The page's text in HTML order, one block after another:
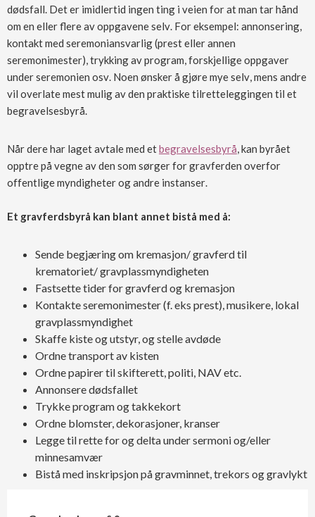
dødsfall. Det er imidlertid ingen ting i veien for at man tar hånd
om en eller flere av oppgavene selv. For eksempel: annonsering,
kontakt med seremoniansvarlig (prest eller annen
seremonimester), trykking av program, forskjellige oppgaver
under seremonien osv. Noen ønsker å gjøre mye selv, mens andre
vil overlate mest mulig av den praktiske tilretteleggingen til et
begravelsesbyrå.
Når dere har laget avtale med etbegravelsesbyrå,kan byrået
opptre på vegne av den som sørger for gravferden overfor
offentlige myndigheter og andre instanser.
Et gravferdsbyrå kan blant annet bistå med å:
Sende begjæring om kremasjon/ gravferd til
krematoriet/ gravplassmyndigheten
Fastsette tider for gravferd og kremasjon
Kontakte seremonimester (f. eks prest), musikere, lokal
gravplassmyndighet
Skaffe kiste og utstyr, og stelle avdøde
Ordne transport av kisten
Ordne papirer til skifterett, politi, NAV etc.
Annonsere dødsfallet
Trykke program og takkekort
Ordne blomster, dekorasjoner, kranser
Legge til rette for og delta under sermoni og/eller
minnesamvær
Bistå med inskripsjon på gravminnet, trekors og gravlykt